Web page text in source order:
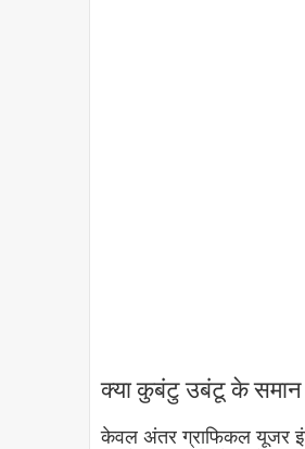
क्या कुबंटु उबंटू के समान
केवल अंतर ग्राफिकल यूजर